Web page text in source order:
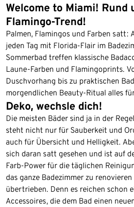
Welcome to Miami! Rund
Flamingo-Trend!
Palmen, Flamingos und Farben satt:
jeden Tag mit Florida-Flair im
Sommerbad treffen klassische
Laune-Farben und Flamingoprints.
Duschvorhang bis zu praktischen
morgendlichen Beauty-Ritual alles
Deko, wechsle dich!
Die meisten Bäder sind ja in der
steht nicht nur für Sauberkeit und
auch für Übersicht und Helligkeit.
sich daran satt gesehen und ist auf
Farb-Power für die täglichen
das ganze Badezimmer zu
übertrieben. Denn es reichen schon
Accessoires, die dem Bad einen